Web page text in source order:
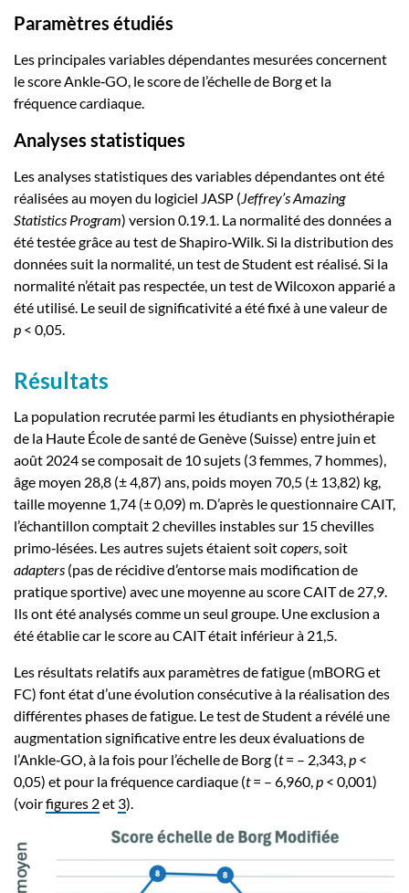
Paramètres étudiés
Les principales variables dépendantes mesurées concernent
le score Ankle‑GO, le score de l’échelle de Borg et la
fréquence cardiaque.
Analyses statistiques
Les analyses statistiques des variables dépendantes ont été
réalisées au moyen du logiciel JASP (Jeffrey’s Amazing
Statistics Program) version 0.19.1. La normalité des données a
été testée grâce au test de Shapiro‑Wilk. Si la distribution des
données suit la normalité, un test de Student est réalisé. Si la
normalité n’était pas respectée, un test de Wilcoxon apparié a
été utilisé. Le seuil de significativité a été fixé à une valeur de
p < 0,05.
Résultats
La population recrutée parmi les étudiants en physiothérapie
de la Haute École de santé de Genève (Suisse) entre juin et
août 2024 se composait de 10 sujets (3 femmes, 7 hommes),
âge moyen 28,8 (± 4,87) ans, poids moyen 70,5 (± 13,82) kg,
taille moyenne 1,74 (± 0,09) m. D’après le questionnaire CAIT,
l’échantillon comptait 2 chevilles instables sur 15 chevilles
primo‑lésées. Les autres sujets étaient soitcopers, soit
adapters (pas de récidive d’entorse mais modification de
pratique sportive) avec une moyenne au score CAIT de 27,9.
Ils ont été analysés comme un seul groupe. Une exclusion a
été établie car le score au CAIT était inférieur à 21,5.
Les résultats relatifs aux paramètres de fatigue (mBORG et
FC) font état d’une évolution consécutive à la réalisation des
différentes phases de fatigue. Le test de Student a révélé une
augmentation significative entre les deux évaluations de
l’Ankle‑GO, à la fois pour l’échelle de Borg (t= – 2,343,p <
0,05) et pour la fréquence cardiaque (t= – 6,960,p < 0,001)
(voirfigures 2et 3).